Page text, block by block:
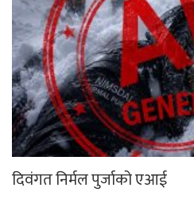
दिवंगत निर्मल पुर्जाको एआई